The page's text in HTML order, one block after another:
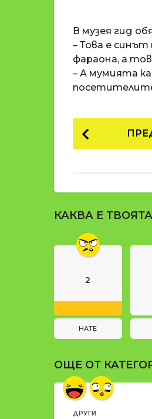
п
е
д
д
и
п
е
д
a
t
В музея гид
– Това е
фараона, а
– А мумията
P
o
a
g
a
t
i
n
КАКВА Е
2
HATE
ОЩЕ ОТ
ДРУГИ